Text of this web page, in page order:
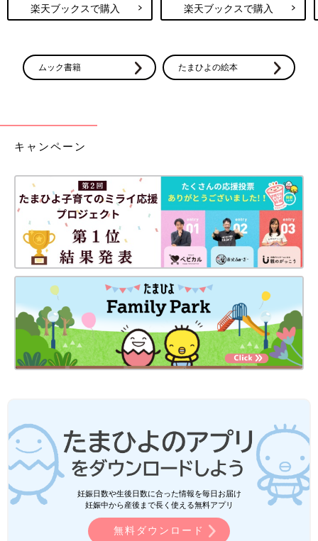
出典：Instagramアカウント「haru.haru.haru.family」
haru_haruさんは「エアリズムコットンボーダーTシャツ（ネイ
ビー）」を購入。ゆったりしたシルエットでラクに着られるアイ
テムです。太めボーダーで白の割合が大きいので重たい印象にな
らず、白と黒を組み合わせても軽やかな雰囲気に♪ チュールワン
ピを合わせると、かっこいいモノトーンコーデを可愛らしく仕上
げてくれますよ♪
GUキッズ「セールで安いうちにゲット
して！」「夏服の買い納めにも！」おす
すめトップス＆ボトムス5選
GUの夏服は、ただいま続々と値下げ中！まだ
まだ暑い日が続くので使えるものばかりです
以外にもブラウン・濃い目のネイビー・からし色な
どを合わせるのもおすすめ！
まだまだ暑いですが、お洋服で秋らしい雰囲気を楽しみたいです
よね。ベースが黒や白であれば、秋らしいブラウン・深みのある
赤・からし色・濃い目のネイビーなどを取り入れると一気に雰囲
気が変わりますよ。人気キャラクターとのコラボ商品は売り切れ
楽天ブックスで購入 楽天ブックスで購入
ムック書籍 たまひよの絵本
キャンペーン
妊娠日数や生後日数に合った情報を毎日お届け
妊娠中から産後まで長く使える無料アプリ
無料ダウンロード